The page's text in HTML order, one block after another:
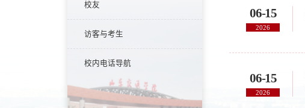
校友
访客与考生
校内电话导航
06-15
2026
06-15
2026